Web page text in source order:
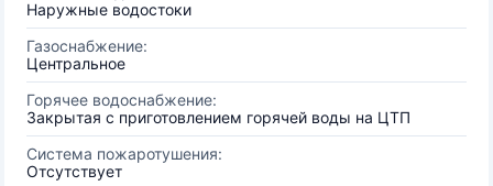
Наружные водостоки
Газоснабжение:
Центральное
Горячее водоснабжение:
Закрытая с приготовлением горячей воды на ЦТП
Система пожаротушения:
Отсутствует